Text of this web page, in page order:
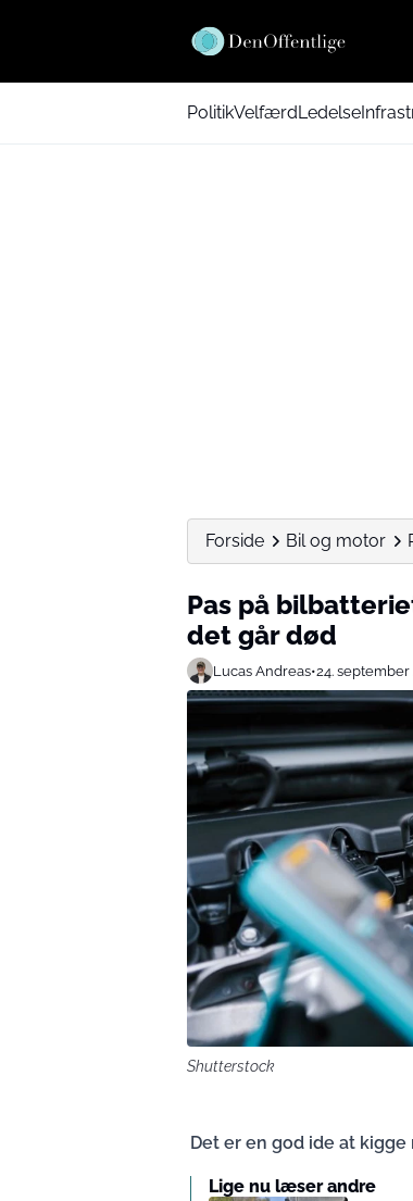
PolitikVelfærdLedelse
Forside Bil og motor
Pas på
det går død
Lucas Andreas•24. september
Shutterstock
Det er en god ide at
Lige nu læser andre